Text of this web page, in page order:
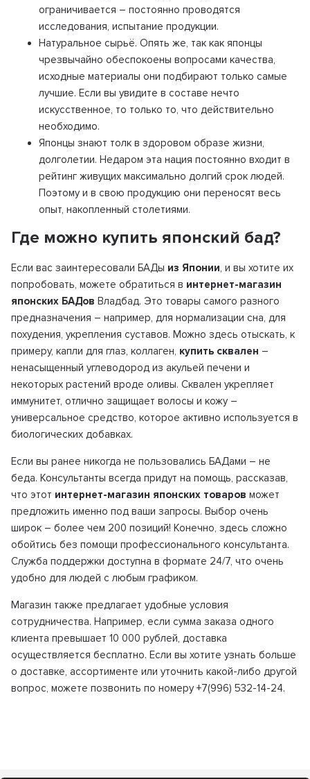
ограничивается – постоянно проводятся
исследования, испытание продукции.
Натуральное сырьё. Опять же, так как японцы
чрезвычайно обеспокоены вопросами качества,
исходные материалы они подбирают только самые
лучшие. Если вы увидите в составе нечто
искусственное, то только то, что действительно
необходимо.
Японцы знают толк в здоровом образе жизни,
долголетии. Недаром эта нация постоянно входит в
рейтинг живущих максимально долгий срок людей.
Поэтому и в свою продукцию они переносят весь
опыт, накопленный столетиями.
Где можно купить японский бад?
Если вас заинтересовали БАДы из Японии, и вы хотите их
попробовать, можете обратиться в интернет-магазин
японских БАДов Владбад. Это товары самого разного
предназначения – например, для нормализации сна, для
похудения, укрепления суставов. Можно здесь отыскать, к
примеру, капли для глаз, коллаген, купить сквален –
ненасыщенный углеводород из акульей печени и
некоторых растений вроде оливы. Сквален укрепляет
иммунитет, отлично защищает волосы и кожу –
универсальное средство, которое активно используется в
биологических добавках.
Если вы ранее никогда не пользовались БАДами – не
беда. Консультанты всегда придут на помощь, рассказав,
что этот интернет-магазин японских товаров может
предложить именно под ваши запросы. Выбор очень
широк – более чем 200 позиций! Конечно, здесь сложно
обойтись без помощи профессионального консультанта.
Служба поддержки доступна в формате 24/7, что очень
удобно для людей с любым графиком.
Магазин также предлагает удобные условия
сотрудничества. Например, если сумма заказа одного
клиента превышает 10 000 рублей, доставка
осуществляется бесплатно. Если вы хотите узнать больше
о доставке, ассортименте или уточнить какой-либо другой
вопрос, можете позвонить по номеру +7(996) 532-14-24.